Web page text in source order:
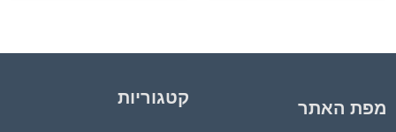
מפת האתר קטגוריות